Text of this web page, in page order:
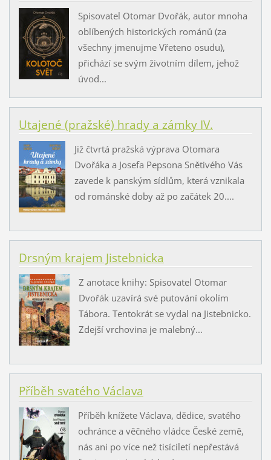
Spisovatel Otomar Dvořák, autor mnoha
oblíbených historických románů (za
všechny jmenujme Vřeteno osudu),
přichází se svým životním dílem, jehož
úvod...
Utajené (pražské) hrady a zámky IV.
Již čtvrtá pražská výprava Otomara
Dvořáka a Josefa Pepsona Snětivého Vás
zavede k panským sídlům, která vznikala
od románské doby až po začátek 20....
Drsným krajem Jistebnicka
Z anotace knihy: Spisovatel Otomar
Dvořák uzavírá své putování okolím
Tábora. Tentokrát se vydal na Jistebnicko.
Zdejší vrchovina je malebný...
Příběh svatého Václava
Příběh knížete Václava, dědice, svatého
ochránce a věčného vládce České země,
nás ani po více než tisíciletí nepřestává